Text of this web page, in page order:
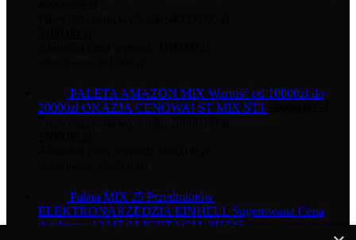
PALETA AMAZON MIX Wartość od 10000zł do
20000zł OKAZJA CENOWA! ST MIX ST1
Paleta MIX 25 Przedmiotów
ELEKTRONARZĘDZIA EINHELL Sugerowana Cena
detaliczna 12347zł LICYTACJA PH335